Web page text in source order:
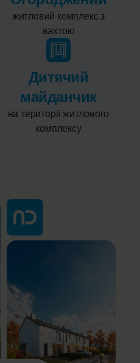
житловий комплекс з
вахтою
Дитячий
майданчик
на території житлового
комплексу